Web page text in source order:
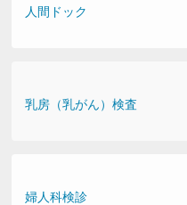
人間ドック
乳房（乳がん）検査
婦人科検診